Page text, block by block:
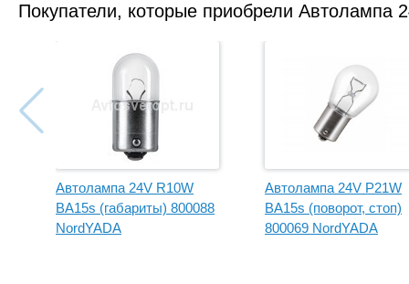
Покупатели, которые приобрели Автолампа
Автолампа 24V R10W
BA15s (габариты) 800088
NordYADA
Автолампа 24V P21W
BA15s (поворот, стоп)
800069 NordYADA